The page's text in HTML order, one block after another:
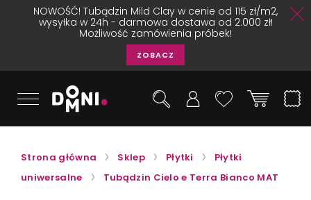
NOWOŚĆ! Tubądzin Mild Clay w cenie od 115 zł/m2,
wysyłka w 24h - darmowa dostawa od 2.000 zł!
Możliwość zamówienia próbek!
ZOBACZ
Strona główna Sklep Płytki
Płytki
uniwersalne
Tubądzin Cielo e Terra Bianco MAT